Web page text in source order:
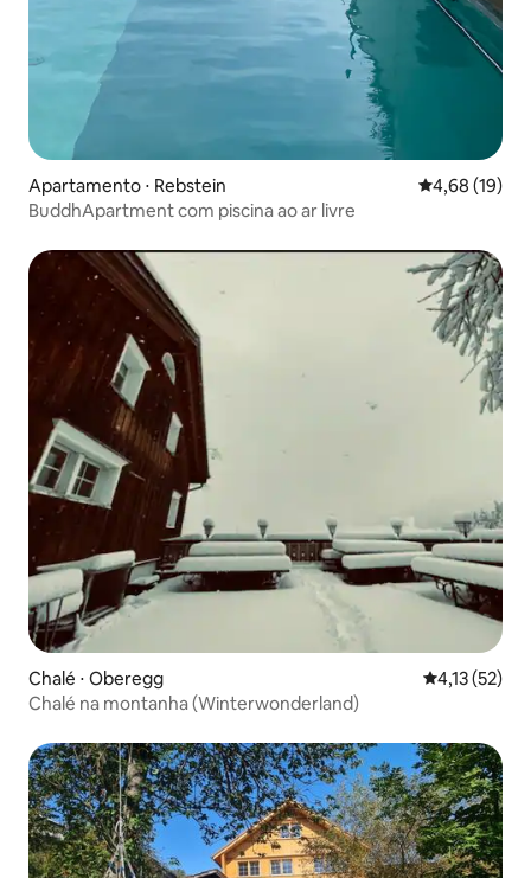
Apartamento ⋅ Rebstein 4,68 de uma
4,68 (19)
BuddhApartment com piscina ao ar livre
Chalé ⋅ Oberegg 4,13 de uma
4,13 (52)
Chalé na montanha (Winterwonderland)